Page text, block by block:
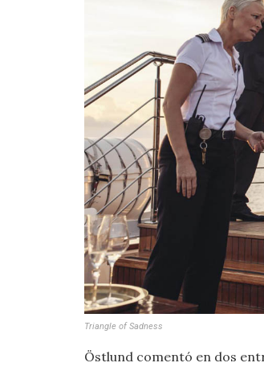
Triangle of Sadness
Östlund comentó en dos